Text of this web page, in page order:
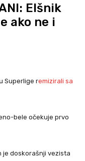
Elšnik
ako ne i
Superlige remizirali sa
bele očekuje prvo
je doskorašnji vezista